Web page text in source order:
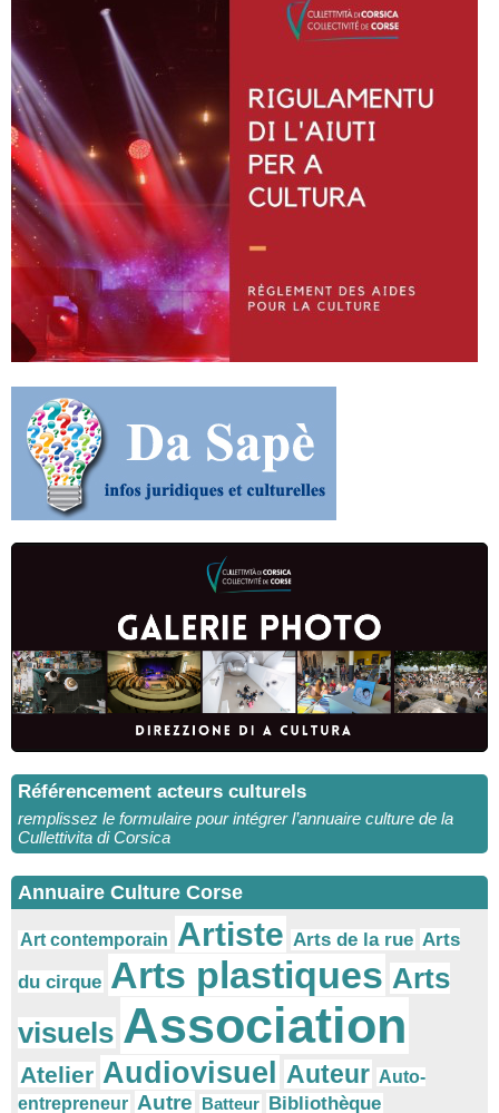
Référencement acteurs culturels
remplissez le formulaire pour intégrer l’annuaire culture de la
Cullettivita di Corsica
Annuaire Culture Corse
Art contemporain Artiste Arts de la rue Arts
du cirque Arts plastiques Arts
visuels Association
Atelier Audiovisuel Auteur Auto-
entrepreneur Autre Batteur Bibliothèque